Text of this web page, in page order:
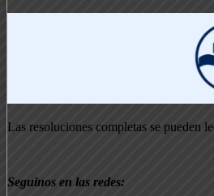
Las resoluciones completas se pueden
Seguinos en las redes: